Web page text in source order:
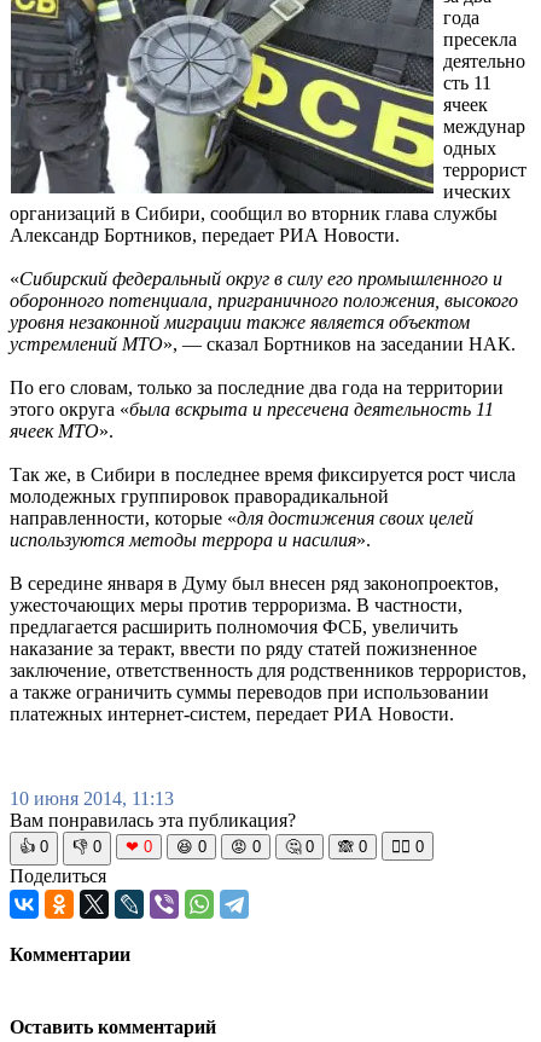
года
пресекла
деятельно
сть 11
ячеек
междунар
одных
террорист
ических
организаций в Сибири, сообщил во вторник глава службы
Александр Бортников, передает РИА Новости.
«Сибирский федеральный округ в силу его промышленного и
оборонного потенциала, приграничного положения, высокого
уровня незаконной миграции также является объектом
устремлений МТО», — сказал Бортников на заседании НАК.
По его словам, только за последние два года на территории
этого округа «была вскрыта и пресечена деятельность 11
ячеек МТО».
Так же, в Сибири в последнее время фиксируется рост числа
молодежных группировок праворадикальной
направленности, которые «для достижения своих целей
используются методы террора и насилия».
В середине января в Думу был внесен ряд законопроектов,
ужесточающих меры против терроризма. В частности,
предлагается расширить полномочия ФСБ, увеличить
наказание за теракт, ввести по ряду статей пожизненное
заключение, ответственность для родственников террористов,
а также ограничить суммы переводов при использовании
платежных интернет-систем, передает РИА Новости.
10 июня 2014, 11:13
Вам понравилась эта публикация?
👍 0 👎 0 ❤ 0 😆 0 😡 0 🤔 0 🙈 0 🧘‍♀️ 0
Поделиться
Комментарии
Оставить комментарий